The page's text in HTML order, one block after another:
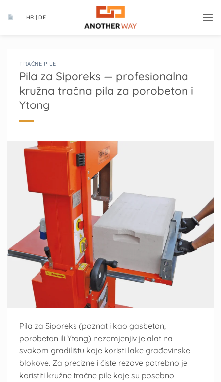
HR | DE
TRAČNE PILE
Pila za Siporeks — profesionalna
kružna tračna pila za porobeton i
Ytong
Pila za Siporeks (poznat i kao gasbeton,
porobeton ili Ytong) nezamjenjiv je alat na
svakom gradilištu koje koristi lake građevinske
blokove. Za precizne i čiste rezove potrebno je
koristiti kružne tračne pile koje su posebno